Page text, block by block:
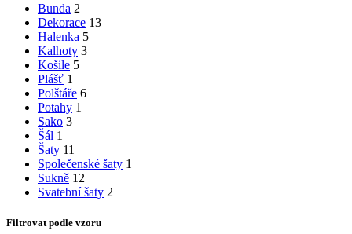
Bunda 2
Dekorace 13
Halenka 5
Kalhoty 3
Košile 5
Plášť 1
Polštáře 6
Potahy 1
Sako 3
Šál 1
Šaty 11
Společenské šaty 1
Sukně 12
Svatební šaty 2
Filtrovat podle vzoru